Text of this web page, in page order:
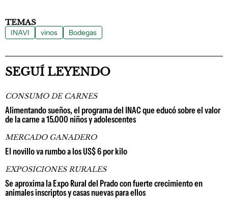
TEMAS
INAVI vinos Bodegas
SEGUÍ LEYENDO
CONSUMO DE CARNES
Alimentando sueños, el programa del INAC que educó sobre el valor
de la carne a 15.000 niños y adolescentes
MERCADO GANADERO
El novillo va rumbo a los US$ 6 por kilo
EXPOSICIONES RURALES
Se aproxima la Expo Rural del Prado con fuerte crecimiento en
animales inscriptos y casas nuevas para ellos